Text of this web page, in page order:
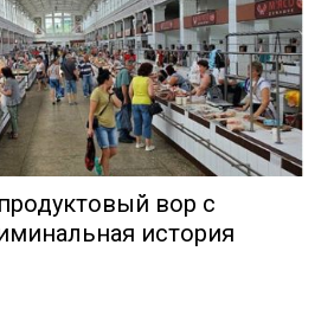
вор с
история